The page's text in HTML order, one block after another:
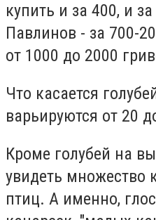
купить и за 400, и
Павлинов - за 700-
от 1000 до 2000
Что касается
варьируются от 20
Кроме голубей на
увидеть множество
птиц. А именно,